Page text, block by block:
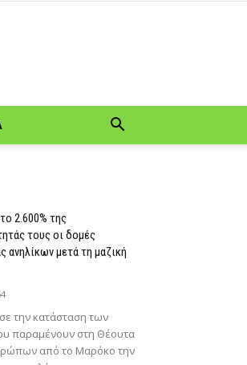
2.600% της
τους οι δομές
ανηλίκων μετά τη μαζική
την κατάσταση των
παραμένουν στη Θέουτα
από το Μαρόκο την